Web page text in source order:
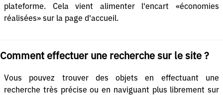
plateforme. Cela vient alimenter l'encart «économies
réalisées» sur la page d'accueil.
Comment effectuer une recherche sur le site ?
Vous pouvez trouver des objets en effectuant une
recherche très précise ou en naviguant plus librement sur